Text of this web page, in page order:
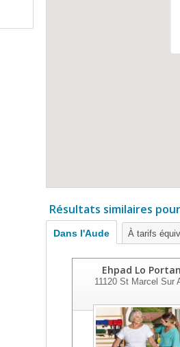
Résultats similaires
Dans l'Aude À tarifs
Ehpad Lo
11120St Marcel Sur